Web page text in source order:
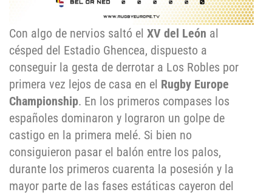
Con algo de nervios saltó el XV del León al
césped del Estadio Ghencea, dispuesto a
conseguir la gesta de derrotar a Los Robles por
primera vez lejos de casa en el Rugby Europe
Championship. En los primeros compases los
españoles dominaron y lograron un golpe de
castigo en la primera melé. Si bien no
consiguieron pasar el balón entre los palos,
durante los primeros cuarenta la posesión y la
mayor parte de las fases estáticas cayeron del